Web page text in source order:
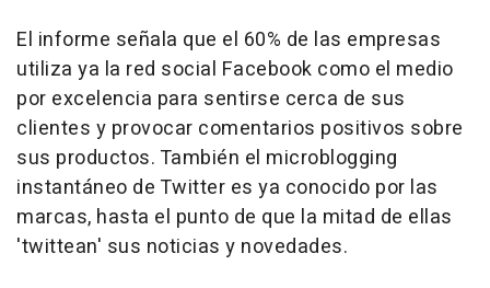
El informe señala que el 60% de las empresas
utiliza ya la red social Facebook como el medio
por excelencia para sentirse cerca de sus
clientes y provocar comentarios positivos sobre
sus productos. También el microblogging
instantáneo de Twitter es ya conocido por las
marcas, hasta el punto de que la mitad de ellas
'twittean' sus noticias y novedades.